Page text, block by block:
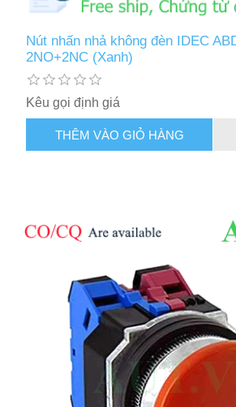
Nút nhấn nhả không đèn IDEC
2NO+2NC (Xanh)
Kêu gọi định giá
THÊM VÀO GIỎ HÀNG